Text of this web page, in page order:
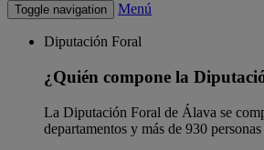
Toggle navigation Menú
Diputación Foral
¿Quién compone la
La Diputación Foral de Álava se
departamentos y más de 930